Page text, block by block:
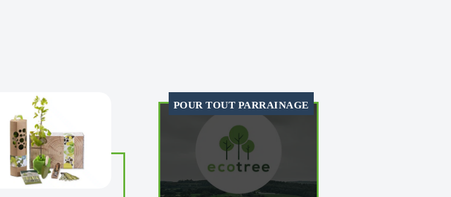
POUR TOUT PARRAINAGE